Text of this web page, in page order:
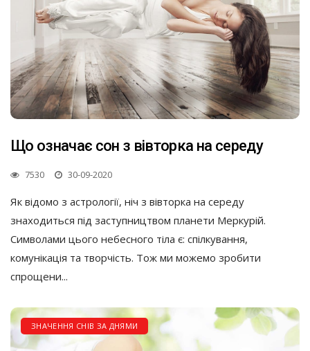
Що означає сон з вівторка на середу
7530 30-09-2020
Як відомо з астрології, ніч з вівторка на середу
знаходиться під заступництвом планети Меркурій.
Символами цього небесного тіла є: спілкування,
комунікація та творчість. Тож ми можемо зробити
спрощени...
ЗНАЧЕННЯ СНІВ ЗА ДНЯМИ